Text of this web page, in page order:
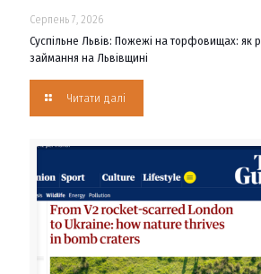
Серпень 7, 2026
Суспільне Львів: Пожежі на торфовищах: як
займання на Львівщині
Читати далі